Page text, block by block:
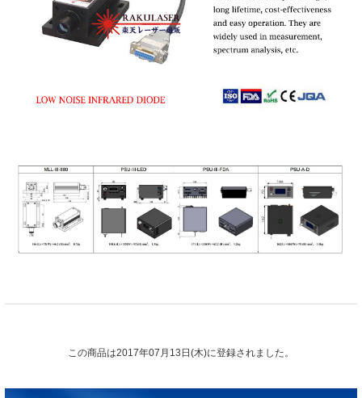
この商品は2017年07月13日(木)に登録されました。